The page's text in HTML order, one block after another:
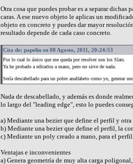
Otra cosa que puedes probar es a separar
caras. A ese nuevo objeto le aplicas un
objeto en concreto y puedes dar mayor
resultado depende de cada caso concreto.
Cita de: papelin en 08 Agosto, 2011, 20:24:53
Por lo cual lo único que me queda por resolver son los Slats.
Ya he probado a editarlos a mano, pero no sirve de nada.
Sería descabellado para un pobre analfabeto como yo, generar
Nada de descabellado, y además es donde
lo largo del "leading edge", esto lo puedes
a) Mediante una bezier que define el perfil y
b) Mediante una bezier que define el perfil, la
c) Mediante un poly creado a mano, para el
Ventajas e inconvenientes
a) Genera geometría de muy alta carga